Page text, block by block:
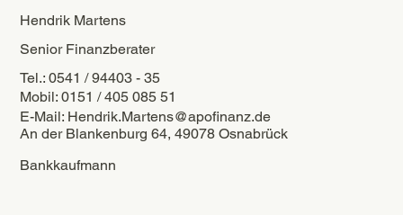
Hendrik Martens
Senior Finanzberater
Tel.: 0541 / 94403 - 35
Mobil: 0151 / 405 085 51
E-Mail: Hendrik.Martens@apofinanz.de
An der Blankenburg 64, 49078 Osnabrück
Bankkaufmann